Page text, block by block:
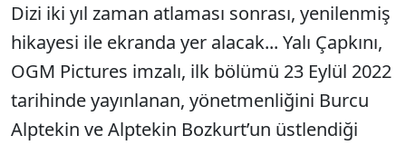
Dizi iki yıl zaman atlaması sonrası, yenilenmiş
hikayesi ile ekranda yer alacak... Yalı Çapkını,
OGM Pictures imzalı, ilk bölümü 23 Eylül 2022
tarihinde yayınlanan, yönetmenliğini Burcu
Alptekin ve Alptekin Bozkurt’un üstlendiği